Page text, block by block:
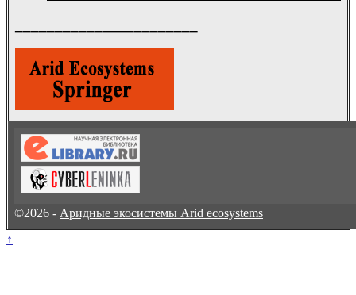
©2026 - Аридные экосистемы Arid ecosystems
↑